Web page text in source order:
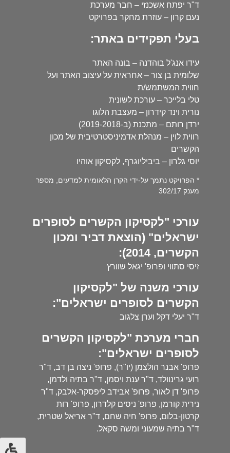
ד"ר יפתח אשכנזי – חבר מערכת
נעם קרון – עוזרת מחקר בפרויקט
בעלי תפקידים באתר:
עידו אנג'ל בוהדנה – בונה האתר
שלומית בן צור – אחראית על עיצוב האתר ועל
חווית המשתמש/ת
טלי בלייכר – עורכת לשונית
נורית וינד קידרון – מעצבת הלוגו
ירדן רותם – מתכנת (ב-2019-2018)
רווית לוין – מנהלת אדמיניסטרטיבית של מכון
הקשרים
יוסי גלרון – ביביליוגרף, לקסיקון אוהיו
* הפרויקט נתמך על-ידי הקרן הלאומית למדעים, מספר
מענק 302/17
עורכי "לקסיקון הקשרים לסופרים
ישראלים" (הוצאת דביר ומכון
הקשרים, 2014):
זיסי סתווי ופרופ' יגאל שוורץ
עורכי משנה של "לקסיקון
הקשרים לסופרים ישראלים":
ד"ר יעלי דקל וערן צלגוב
חברי מערכת "לקסיקון הקשרים
לסופרים ישראלים":
פרופ' אבנר הולצמן (יו"ר), פרופ' ניצה בן דב, ד"ר
רועי גרינוולד, ד"ר ענת ויסמן, ד"ר בתיה ולדמן,
פרופ' דן לאור, פרופ' אבידב ליפסקר-אלבק, ד"ר
נירית קורמן, פרופ' ניסים קלדרון, פרופ' רות
קרטון-בלום, פרופ' חיה שחם, ד"ר אריאל שטרית,
ד"ר בתיה שמעוני ומשה סקאל.